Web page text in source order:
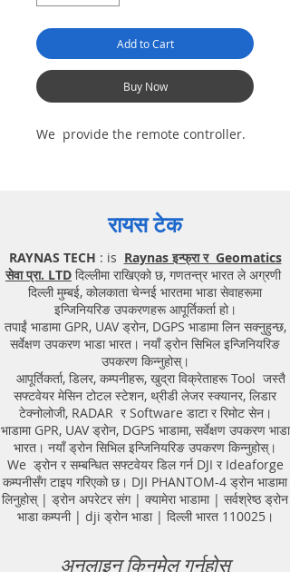
Add to Cart
Buy Now
We provide the remote controller.
रायस टेक
RAYNAS TECH : is Raynas इन्फ्रा र Geomatics
सेवा प्रा. LTD दिल्लीमा राखिएको छ, गणतन्त्र भारत ले अग्रणी
दिल्ली मुम्बई, कोलकाता चेन्नई भारतमा भाडा सेवाहरूमा
इन्जिनियरिङ उपकरणहरू आपूर्तिकर्ता हो।
तपाईं भाडामा GPR, UAV ड्रोन, DGPS भाडामा लिन सक्नुहुन्छ,
सर्वेक्षण उपकरण भाडा भारत। नयाँ ड्रोन सिभिल इन्जिनियरिङ
उपकरण किन्नुहोस्।
आपूर्तिकर्ता, डिलर, कम्पनीहरू, खुद्रा विक्रेताहरू Tool जस्तै
सफ्टवेयर मेसिन टोटल स्टेशन, थ्रीडी लेजर स्क्यानर, लिडार
टेक्नोलोजी, RADAR र Software डाटा र रिमोट सेन।
भाडामा GPR, UAV ड्रोन, DGPS भाडामा, सर्वेक्षण उपकरण भाडा
भारत। नयाँ ड्रोन सिभिल इन्जिनियरिङ उपकरण किन्नुहोस्।
We ड्रोन र सम्बन्धित सफ्टवेयर डिल गर्न DJI र Ideaforge
कम्पनीसँग टाइप गरिएको छ। DJI PHANTOM-4 ड्रोन भाडामा
लिनुहोस् | ड्रोन अपरेटर संग | क्यामेरा भाडामा | सर्वश्रेष्ठ ड्रोन
भाडा कम्पनी | dji ड्रोन भाडा | दिल्ली भारत 110025।
अनलाइन किनमेल गर्नुहोस्